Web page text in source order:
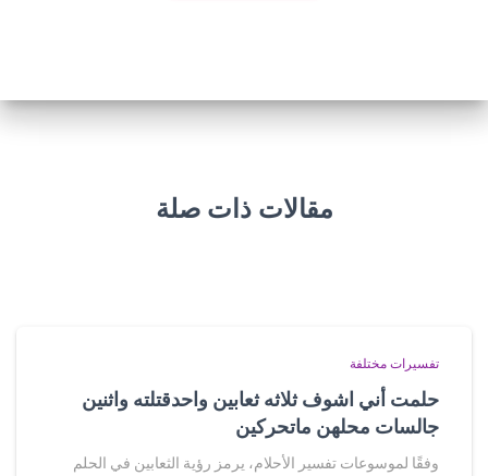
مقالات ذات صلة
تفسيرات مختلفة
حلمت أني اشوف ثلاثه ثعابين واحدقتلته واثنين
جالسات محلهن ماتحركين
وفقًا لموسوعات تفسير الأحلام، يرمز رؤية الثعابين في الحلم